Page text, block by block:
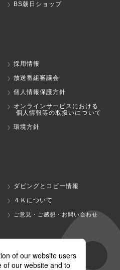
BS朝日ショップ
採用情報
放送番組審議会
個人情報保護方針
オンラインサービスにおける
個人情報等の取扱いについて
環境方針
ダビングとコピー情報
４Ｋについて
ご意見・ご感想・お問い合わせ
テレ朝チャンネル